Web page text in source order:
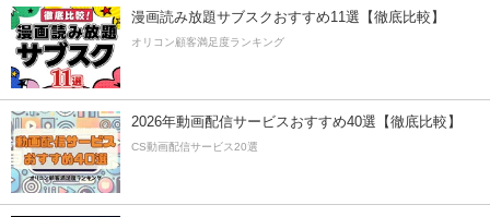
漫画読み放題サブスクおすすめ11選【徹底比較】
オリコン顧客満足度ランキング
2026年動画配信サービスおすすめ40選【徹底比較】
CS動画配信サービス20選